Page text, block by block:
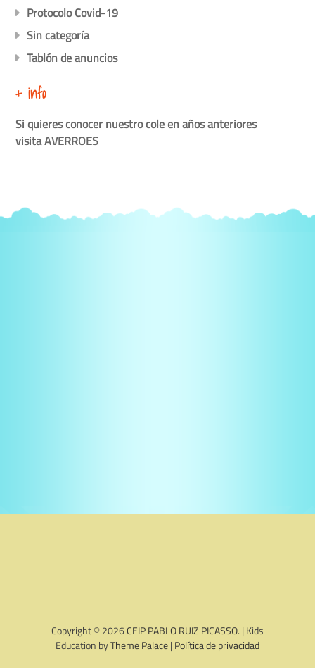
Protocolo Covid-19
Sin categoría
Tablón de anuncios
+ info
Si quieres conocer nuestro cole en años anteriores
visitaAVERROES
Copyright © 2026CEIP PABLO RUIZ PICASSO. | Kids
Education byTheme Palace| Política de privacidad